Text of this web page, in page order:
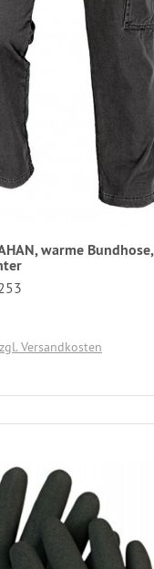
warme Bundhose,
Versandkosten